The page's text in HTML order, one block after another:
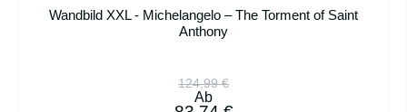
Wandbild XXL - Michelangelo – The Torment of Saint
Anthony
124,99 €
Ab